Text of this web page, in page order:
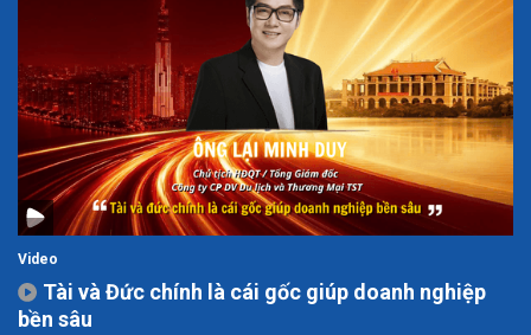
Video
Tài và Đức chính là cái gốc giúp doanh nghiệp
bền sâu